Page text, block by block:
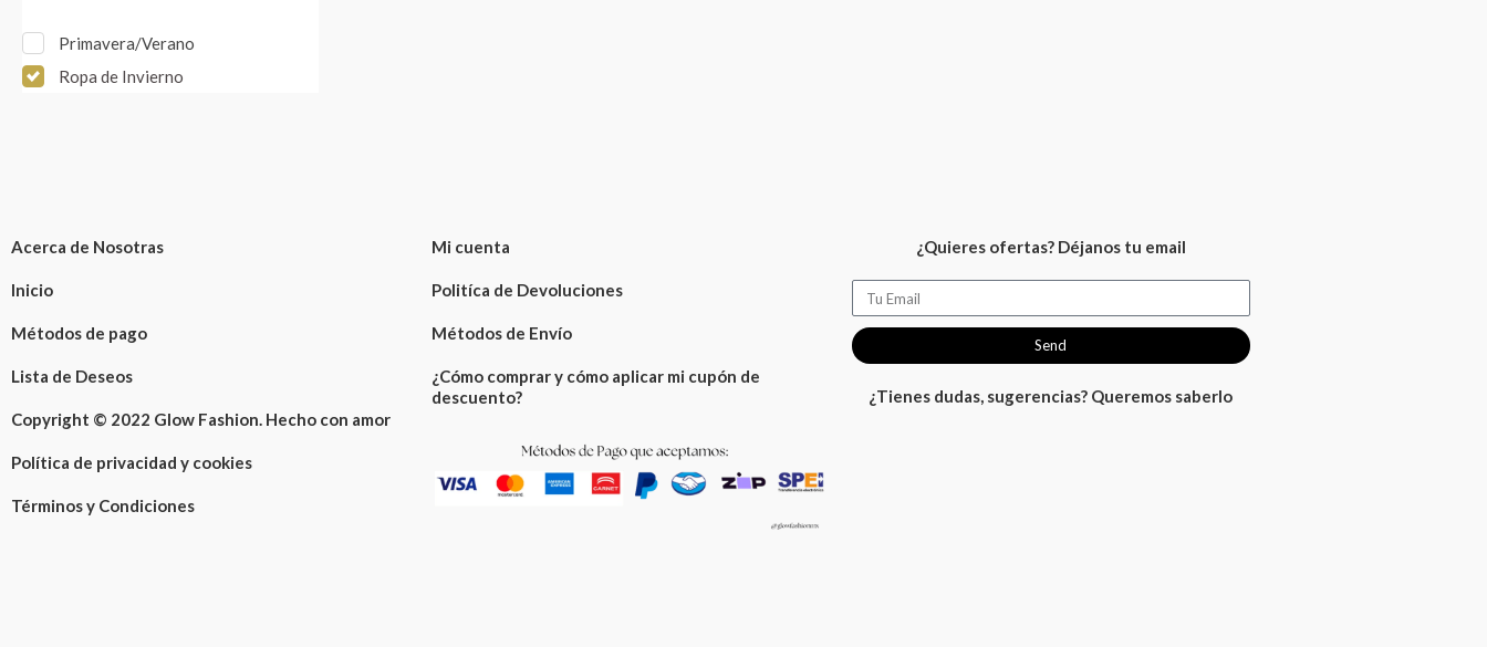
Primavera/Verano
Ropa de Invierno
Acerca de Nosotras
Inicio
Métodos de pago
Lista de Deseos
Copyright © 2022 Glow Fashion. Hecho con amor
Política de privacidad y cookies
Términos y Condiciones
Mi cuenta
Politíca de Devoluciones
Métodos de Envío
¿Cómo comprar y cómo aplicar mi cupón de
descuento?
¿Quieres ofertas? Déjanos tu email
Email
Send
¿Tienes dudas, sugerencias? Queremos saberlo